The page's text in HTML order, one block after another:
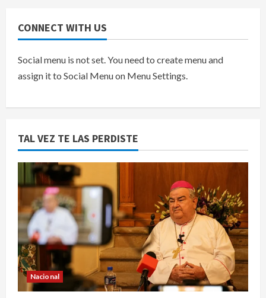
CONNECT WITH US
Social menu is not set. You need to create menu and
assign it to Social Menu on Menu Settings.
TAL VEZ TE LAS PERDISTE
Nacional